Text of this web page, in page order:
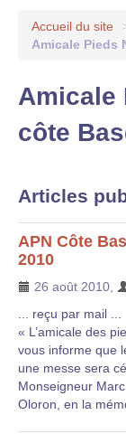
Accueil du site
Amicale Pieds
Amicale
côte
Articles
APN Côte
2010
26 août 2010
... reçu par mail ...
« L’amicale des
vous informe que
une messe sera
Monseigneur
Oloron, en la